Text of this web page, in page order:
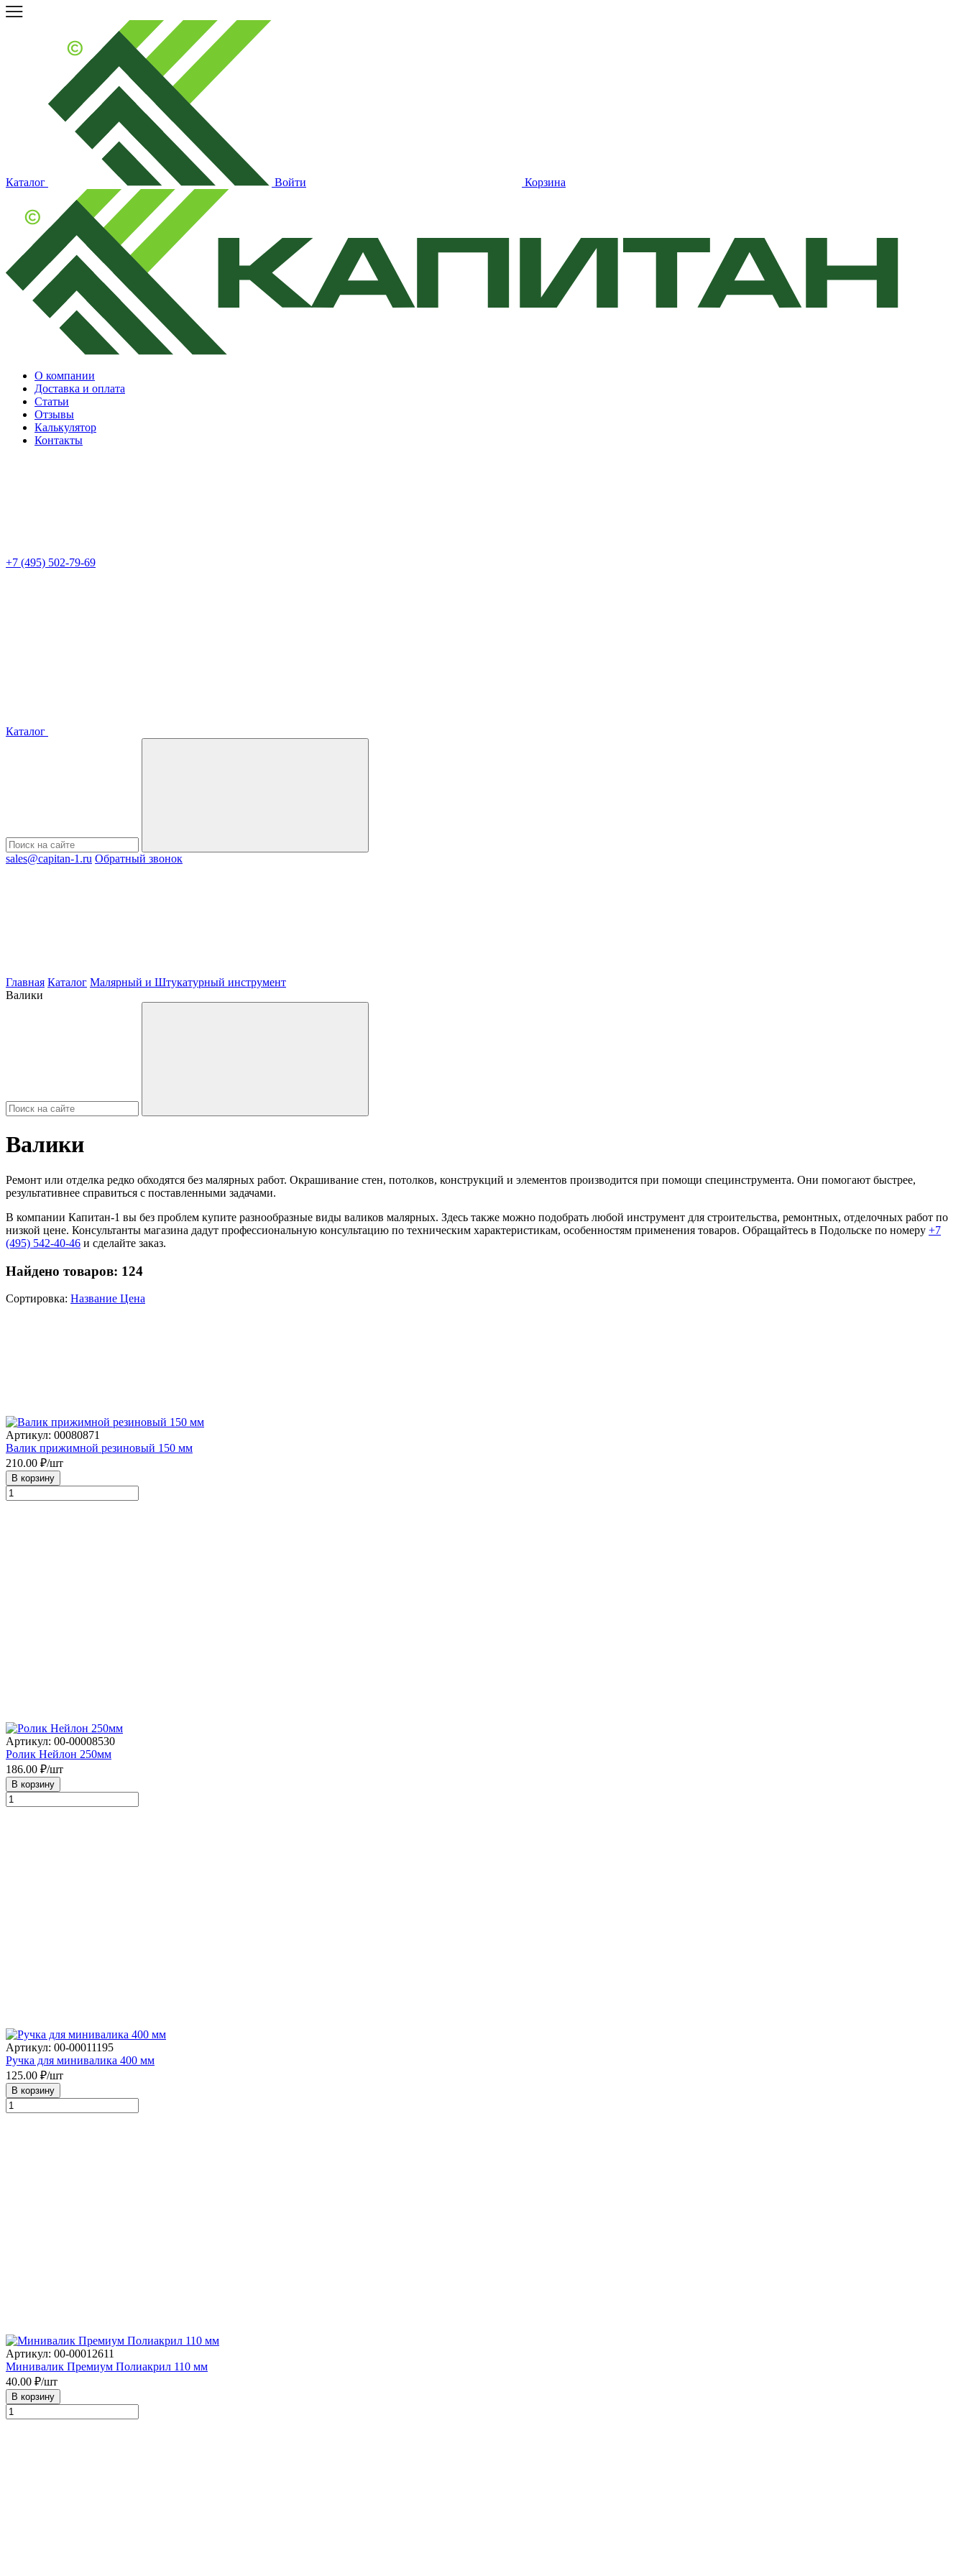
Каталог Войти Корзина
О компании
Доставка и оплата
Статьи
Отзывы
Калькулятор
Контакты
+7 (495) 502-79-69
Каталог
sales@capitan-1.ru Обратный звонок
Главная Каталог Малярный и Штукатурный инструмент
Валики
Валики
Ремонт или отделка редко обходятся без малярных работ. Окрашивание стен, потолков, конструкций и элементов производится при помощи специнструмента. Они помогают быстрее,
результативнее справиться с поставленными задачами.
В компании Капитан-1 вы без проблем купите разнообразные виды валиков малярных. Здесь также можно подобрать любой инструмент для строительства, ремонтных, отделочных работ по
низкой цене. Консультанты магазина дадут профессиональную консультацию по техническим характеристикам, особенностям применения товаров. Обращайтесь в Подольске по номеру +7
(495) 542-40-46 и сделайте заказ.
Найдено товаров: 124
Сортировка: Название Цена
Артикул: 00080871
Валик прижимной резиновый 150 мм
210.00 ₽/шт
В корзину
Артикул: 00-00008530
Ролик Нейлон 250мм
186.00 ₽/шт
В корзину
Артикул: 00-00011195
Ручка для минивалика 400 мм
125.00 ₽/шт
В корзину
Артикул: 00-00012611
Минивалик Премиум Полиакрил 110 мм
40.00 ₽/шт
В корзину